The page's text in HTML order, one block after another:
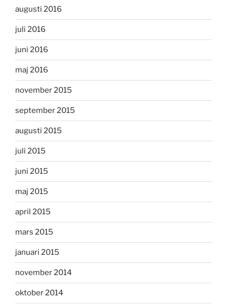
augusti 2016
juli 2016
juni 2016
maj 2016
november 2015
september 2015
augusti 2015
juli 2015
juni 2015
maj 2015
april 2015
mars 2015
januari 2015
november 2014
oktober 2014